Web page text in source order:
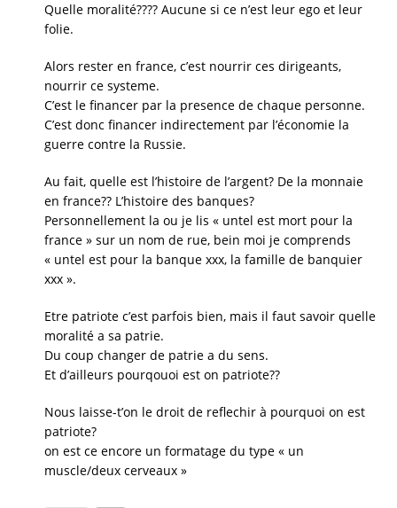
Quelle moralité???? Aucune si ce n’est leur ego et leur
folie.
Alors rester en france, c’est nourrir ces dirigeants,
nourrir ce systeme.
C’est le financer par la presence de chaque personne.
C’est donc financer indirectement par l’économie la
guerre contre la Russie.
Au fait, quelle est l’histoire de l’argent? De la monnaie
en france?? L’histoire des banques?
Personnellement la ou je lis « untel est mort pour la
france » sur un nom de rue, bein moi je comprends
« untel est pour la banque xxx, la famille de banquier
xxx ».
Etre patriote c’est parfois bien, mais il faut savoir quelle
moralité a sa patrie.
Du coup changer de patrie a du sens.
Et d’ailleurs pourqouoi est on patriote??
Nous laisse-t’on le droit de reflechir à pourquoi on est
patriote?
on est ce encore un formatage du type « un
muscle/deux cerveaux »